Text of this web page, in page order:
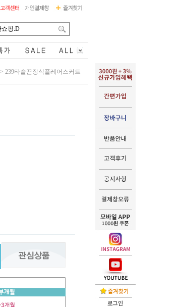
> 239타슬끈장식플레어스커트